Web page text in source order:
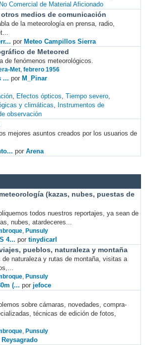
Comercial de Material Aficionado
otros medios de comunicación
de la meteorología en prensa, radio,
por Meteo Campillos Sierra
de Meteored
de fenómenos meteorológicos.
Met, febrero 1956
... por M_Pinar
Efectos ópticos Tiempo severo
y climáticas
Instrumentos de
observación
mejores asuntos creados por los usuarios de
por Arena
(kazas, nubes, puestas de
todos nuestros reportajes, ya sean de
nubes, atardeceres...
, Punsuly
4... por tinydicarl
pueblos, naturaleza y montaña
de naturaleza y rutas de montaña, visitas a
, Punsuly
(... por jefoce
sobre cámaras, novedades, compra-
técnicas de edición de fotos,
, Punsuly
Reysagrado